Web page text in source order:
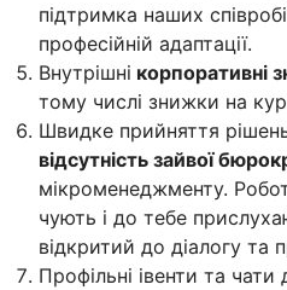
підтримка наших
професійній адаптації.
Внутрішні корпоративні
тому числі знижки на
Швидке прийняття
відсутність зайвої
мікроменеджменту.
чують і до тебе
відкритий до діалогу та
Профільні івенти та